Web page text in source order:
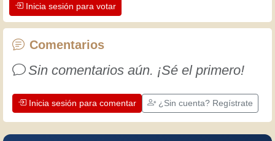
apreciar la dedicación que los
artesanos profesionales ponen en su
trabajo. Aprendamos juntos; cada día
¡Diviértete!
Inicia sesión para votar
Comentarios
Sin comentarios aún. ¡Sé el primero!
Inicia sesión para comentar ¿Sin cuenta? Regístrate